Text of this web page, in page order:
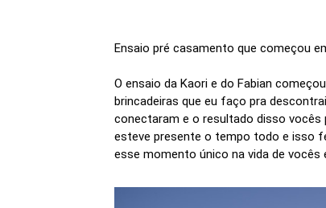
Ensaio pré casamento que começou
O ensaio da Kaori e do Fabian
brincadeiras que eu faço pra
conectaram e o resultado disso
esteve presente o tempo todo e isso
esse momento único na vida de